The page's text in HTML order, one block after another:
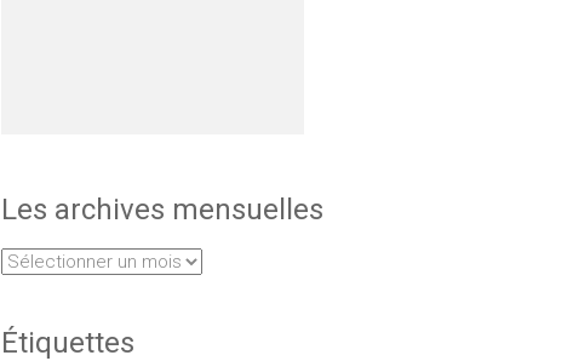
Les archives mensuelles
Étiquettes